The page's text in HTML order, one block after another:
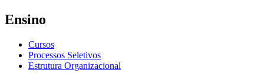
Ensino
Cursos
Processos Seletivos
Estrutura Organizacional